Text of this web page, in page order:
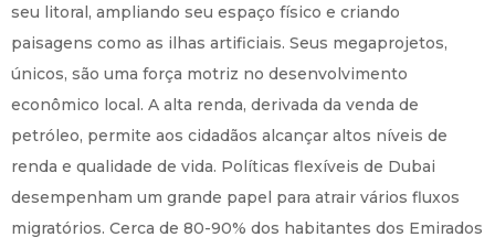
seu litoral, ampliando seu espaço físico e criando
paisagens como as ilhas artificiais. Seus megaprojetos,
únicos, são uma força motriz no desenvolvimento
econômico local. A alta renda, derivada da venda de
petróleo, permite aos cidadãos alcançar altos níveis de
renda e qualidade de vida. Políticas flexíveis de Dubai
desempenham um grande papel para atrair vários fluxos
migratórios. Cerca de 80-90% dos habitantes dos Emirados